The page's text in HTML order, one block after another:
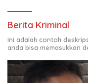
Berita Kriminal
Ini adalah contoh
anda bisa memasukkan